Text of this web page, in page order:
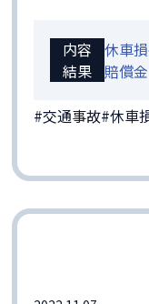
内容
休車
結果
賠償
#交通事故#休車